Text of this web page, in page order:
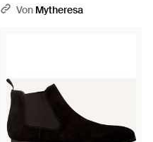
Veloursleder - Braun
Von Mytheresa